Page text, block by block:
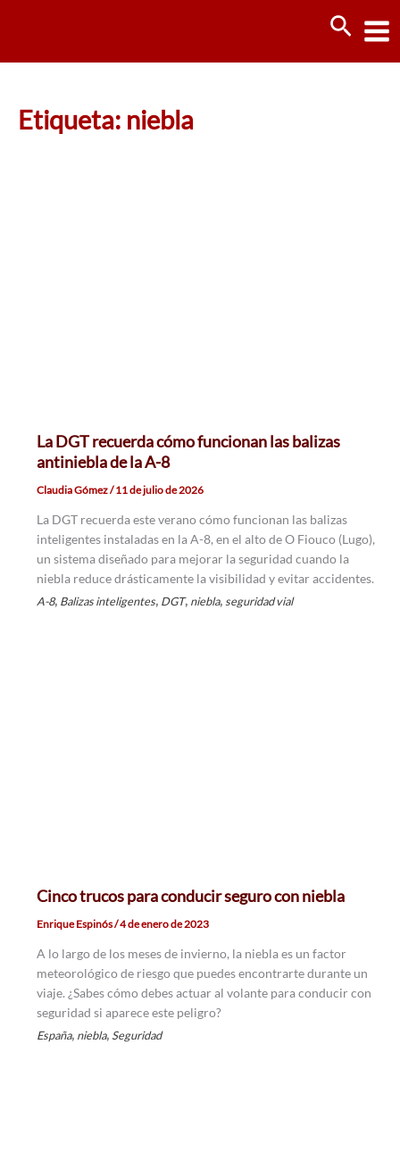
Etiqueta: niebla
La DGT recuerda cómo funcionan las balizas
antiniebla de la A-8
Claudia Gómez/11 de julio de 2026
La DGT recuerda este verano cómo funcionan las balizas
inteligentes instaladas en la A-8, en el alto de O Fiouco (Lugo),
un sistema diseñado para mejorar la seguridad cuando la
niebla reduce drásticamente la visibilidad y evitar accidentes.
A-8, Balizas inteligentes, DGT, niebla, seguridad vial
Cinco trucos para conducir seguro con niebla
Enrique Espinós/4 de enero de 2023
A lo largo de los meses de invierno, la niebla es un factor
meteorológico de riesgo que puedes encontrarte durante un
viaje. ¿Sabes cómo debes actuar al volante para conducir con
seguridad si aparece este peligro?
España, niebla, Seguridad